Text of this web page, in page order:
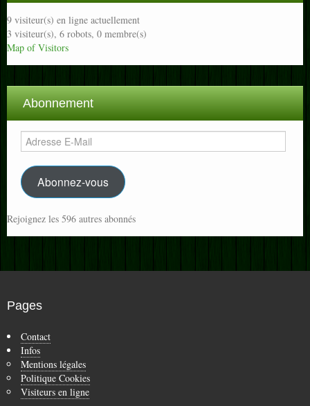
9 visiteur(s) en ligne actuellement
3 visiteur(s), 6 robots, 0 membre(s)
Map of Visitors
Abonnement
Adresse
E-
Mail
Abonnez-vous
Rejoignez les 596 autres abonnés
Pages
Contact
Infos
Mentions légales
Politique Cookies
Visiteurs en ligne